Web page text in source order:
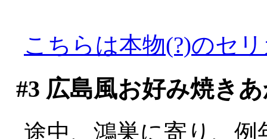
こちらは本物(?)のセ
#3 広島風お好み焼き
途中、鴻巣に寄り、